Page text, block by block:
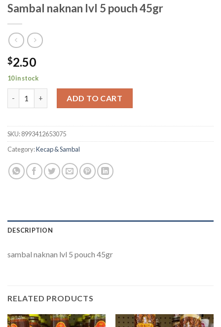
Sambal naknan lvl 5 pouch 45gr
$2.50
10 in stock
ADD TO CART
SKU:8993412653075
Category:Kecap & Sambal
DESCRIPTION
sambal naknan lvl 5 pouch 45gr
RELATED PRODUCTS